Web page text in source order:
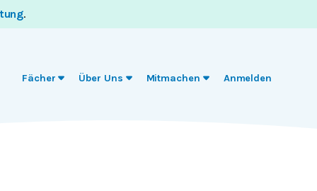
.
Fächer Über Uns Mitmachen Anmelden